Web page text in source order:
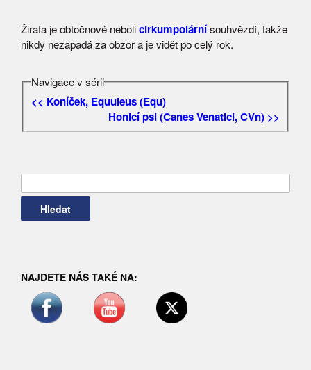
Žirafa je obtočnové nebolicirkumpolárnísouhvězdí, takže
nikdy nezapadá za obzor a je vidět po celý rok.
Navigace v sérii
<< Koníček, Equuleus (Equ)
Honicí psi (Canes Venatici, CVn) >>
NAJDETE NÁS TAKÉ NA: